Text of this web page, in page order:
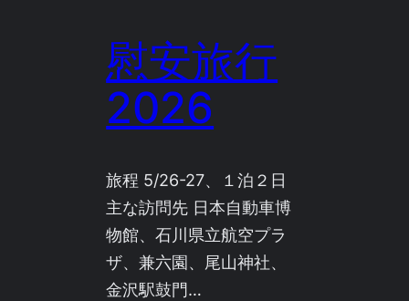
慰安旅行
2026
旅程 5/26-27、１泊２日
主な訪問先 日本自動車博
物館、石川県立航空プラ
ザ、兼六園、尾山神社、
金沢駅鼓門…